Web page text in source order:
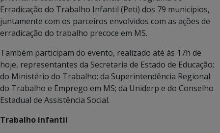
Erradicação do Trabalho Infantil (Peti) dos 79 municípios,
juntamente com os parceiros envolvidos com as ações de
erradicação do trabalho precoce em MS.
Também participam do evento, realizado até às 17h de
hoje, representantes da Secretaria de Estado de Educação;
do Ministério do Trabalho; da Superintendência Regional
do Trabalho e Emprego em MS; da Uniderp e do Conselho
Estadual de Assistência Social.
Trabalho infantil